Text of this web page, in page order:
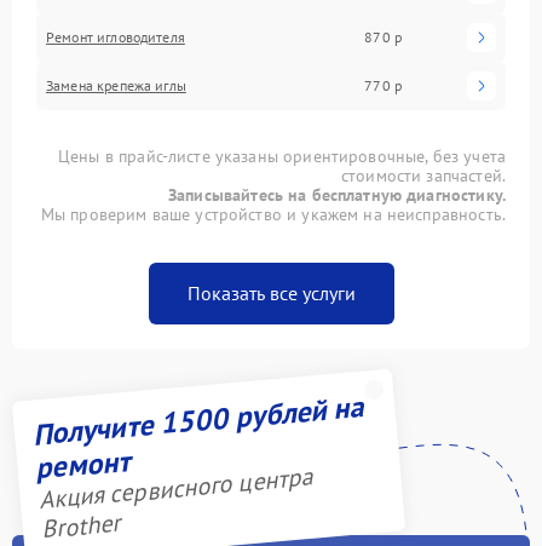
Ремонт игловодителя 870 р
Замена крепежа иглы 770 р
Цены в прайс-листе указаны ориентировочные, без учета
стоимости запчастей.
Записывайтесь на бесплатную диагностику.
Мы проверим ваше устройство и укажем на неисправность.
Показать все услуги
Получите 1500 рублей на
ремонт
Акция сервисного центра
Brother